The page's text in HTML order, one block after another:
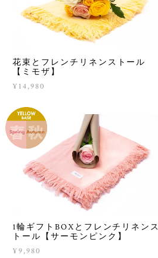
花束とフレンチリネンストール
【ミモザ】
¥14,980
1輪ギフトBOXとフレンチリネンス
トール【サーモンピンク】
¥9,980